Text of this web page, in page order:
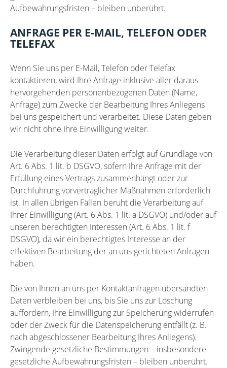
Aufbewahrungsfristen – bleiben unberührt.
ANFRAGE PER E-MAIL, TELEFON ODER
TELEFAX
Wenn Sie uns per E-Mail, Telefon oder Telefax
kontaktieren, wird Ihre Anfrage inklusive aller daraus
hervorgehenden personenbezogenen Daten (Name,
Anfrage) zum Zwecke der Bearbeitung Ihres Anliegens
bei uns gespeichert und verarbeitet. Diese Daten geben
wir nicht ohne Ihre Einwilligung weiter.
Die Verarbeitung dieser Daten erfolgt auf Grundlage von
Art. 6 Abs. 1 lit. b DSGVO, sofern Ihre Anfrage mit der
Erfüllung eines Vertrags zusammenhängt oder zur
Durchführung vorvertraglicher Maßnahmen erforderlich
ist. In allen übrigen Fällen beruht die Verarbeitung auf
Ihrer Einwilligung (Art. 6 Abs. 1 lit. a DSGVO) und/oder auf
unseren berechtigten Interessen (Art. 6 Abs. 1 lit. f
DSGVO), da wir ein berechtigtes Interesse an der
effektiven Bearbeitung der an uns gerichteten Anfragen
haben.
Die von Ihnen an uns per Kontaktanfragen übersandten
Daten verbleiben bei uns, bis Sie uns zur Löschung
auffordern, Ihre Einwilligung zur Speicherung widerrufen
oder der Zweck für die Datenspeicherung entfällt (z. B.
nach abgeschlossener Bearbeitung Ihres Anliegens).
Zwingende gesetzliche Bestimmungen – insbesondere
gesetzliche Aufbewahrungsfristen – bleiben unberührt.